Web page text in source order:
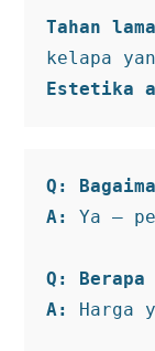
Tahan
Estetika
Q:
A:
Ya —
Q:
A:
Harga